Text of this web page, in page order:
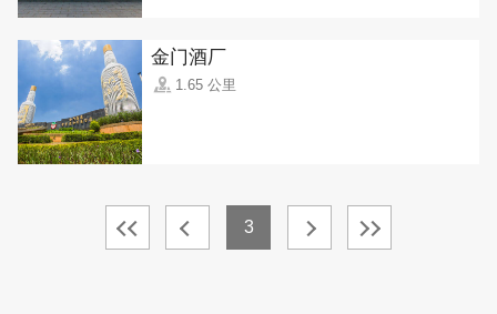
金门酒厂
1.65 公里
3